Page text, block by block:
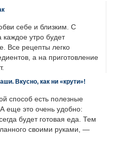
себе и близким. С
утро будет
Все рецепты легко
а на приготовление
Вкусно, как ни «крути»!
способ есть полезные
еще это очень удобно:
будет готовая еда. Тем
своими руками, —